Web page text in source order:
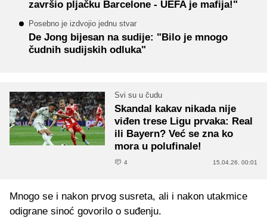
završio pljačku Barcelone - UEFA je mafija!"
Posebno je izdvojio jednu stvar
De Jong bijesan na sudije: "Bilo je mnogo
čudnih sudijskih odluka"
Svi su u čudu
Skandal kakav nikada nije
viđen trese Ligu prvaka: Real
ili Bayern? Već se zna ko
mora u polufinale!
4 15.04.26. 00:01
Mnogo se i nakon prvog susreta, ali i nakon utakmice
odigrane sinoć govorilo o suđenju.